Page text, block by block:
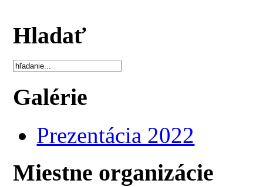
Hladať
Galérie
Prezentácia 2022
Miestne organizácie